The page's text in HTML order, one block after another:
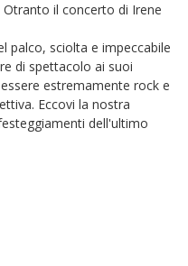
il concerto di Irene
palco, sciolta e impeccabile
di spettacolo ai suoi
estremamente rock e
Eccovi la nostra
dell'ultimo